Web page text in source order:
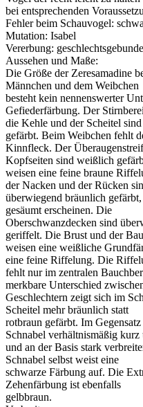
bei entsprechenden
Fehler beim Schauvogel:
Mutation: Isabel
Vererbung:
Aussehen und Maße:
Die Größe der Zeresamadine
Männchen und dem Weibchen
besteht kein nennenswerter
Gefiederfärbung. Der
die Kehle und der Scheitel
gefärbt. Beim Weibchen fehlt
Kinnfleck. Der
Kopfseiten sind weißlich
weisen eine feine braune
der Nacken und der Rücken
überwiegend bräunlich
gesäumt erscheinen. Die
Oberschwanzdecken sind
geriffelt. Die Brust und der
weisen eine weißliche
eine feine Riffelung. Die
fehlt nur im zentralen
merkbare Unterschied
Geschlechtern zeigt sich im
Scheitel mehr bräunlich statt
rotbraun gefärbt. Im
Schnabel verhältnismäßig
und an der Basis stark
Schnabel selbst weist eine
schwarze Färbung auf. Die
Zehenfärbung ist ebenfalls
gelbbraun.